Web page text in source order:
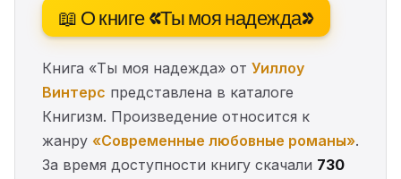
📖 О книге «Ты моя надежда»
Книга «Ты моя надежда» от Уиллоу
Винтерс представлена в каталоге
Книгизм. Произведение относится к
жанру «Современные любовные романы».
За время доступности книгу скачали 730